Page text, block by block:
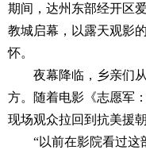
期间，达州东部经开区
教城启幕，以露天观影
怀。
夜幕降临，乡亲们
方。随着电影《志愿军
现场观众拉回到抗美援
“以前在影院看过